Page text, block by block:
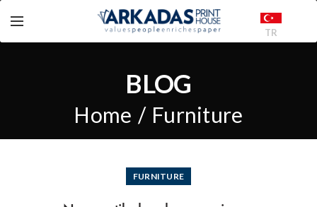
TR
BLOG
Home Furniture
FURNITURE